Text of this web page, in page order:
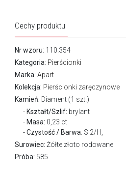
Cechy produktu
Nr wzoru: 110.354
Kategoria: Pierścionki
Marka: Apart
Kolekcja: Pierścionki zaręczynowe
Kamień: Diament (1 szt.)
Kształt/Szlif: brylant
Masa: 0,23 ct
Czystość / Barwa: SI2/H,
Surowiec: Żółte złoto rodowane
Próba: 585